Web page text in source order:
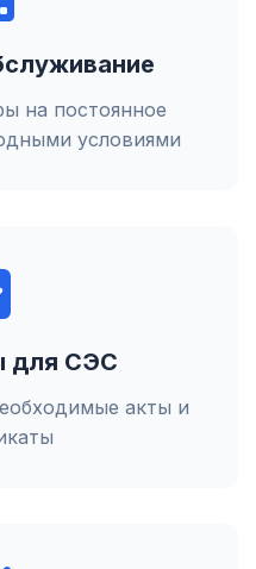
на постоянное
условиями
для СЭС
акты и